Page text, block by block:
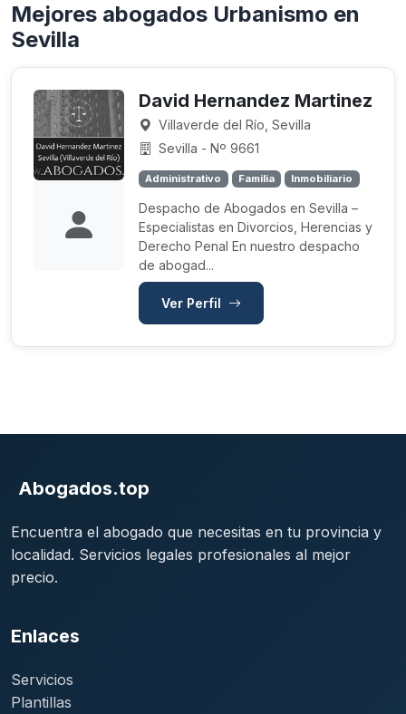
Mejores abogados Urbanismo en
Sevilla
David Hernandez Martinez
Villaverde del Río, Sevilla
Sevilla - Nº 9661
Administrativo Familia Inmobiliario
Despacho de Abogados en Sevilla –
Especialistas en Divorcios, Herencias y
Derecho Penal En nuestro despacho
de abogad...
Ver Perfil
Abogados.top
Encuentra el abogado que necesitas en tu provincia y
localidad. Servicios legales profesionales al mejor
precio.
Enlaces
Servicios
Plantillas